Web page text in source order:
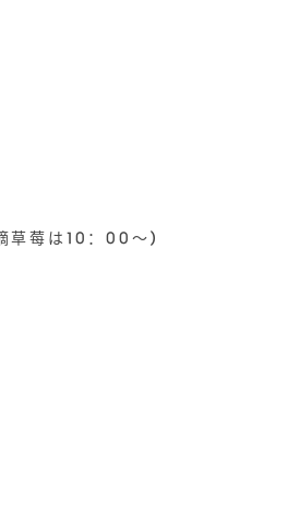
草莓は10：00〜)